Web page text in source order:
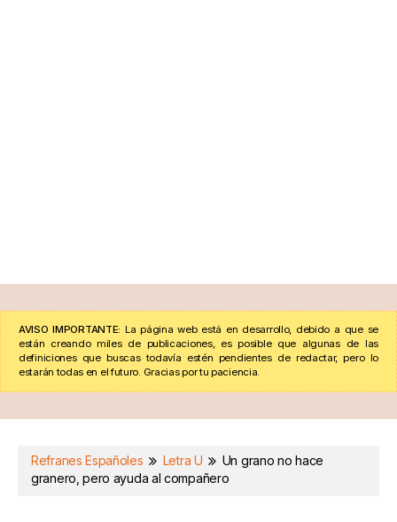
AVISO IMPORTANTE: La página web está en desarrollo, debido a que se
están creando miles de publicaciones, es posible que algunas de las
definiciones que buscas todavía estén pendientes de redactar, pero lo
estarán todas en el futuro. Gracias por tu paciencia.
Refranes Españoles Letra U
Un grano no hace
granero, pero ayuda al compañero